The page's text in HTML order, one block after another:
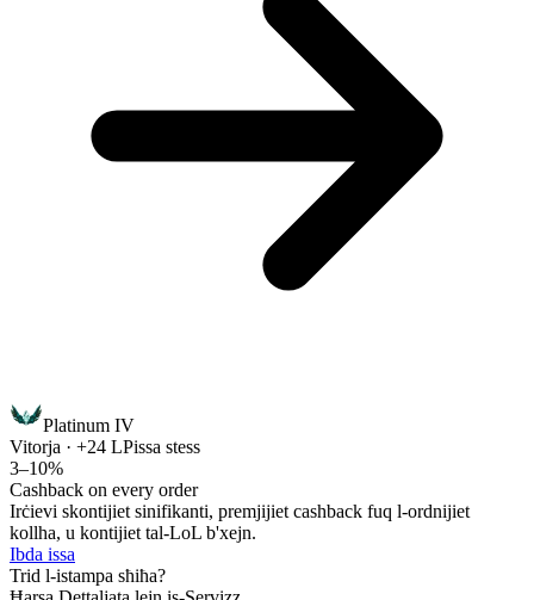
Platinum IV
Vitorja · +24 LPissa stess
3–10%
Cashback on every order
Irċievi skontijiet sinifikanti, premjijiet cashback fuq l-ordnijiet
kollha, u kontijiet tal-LoL b'xejn.
Ibda issa
Trid l-istampa sħiħa?